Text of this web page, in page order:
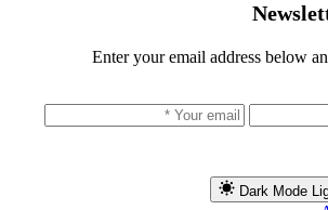
Enter your email address below
Dark Mode